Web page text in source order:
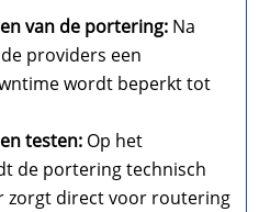
van de portering: Na
providers een
wordt beperkt tot
testen: Op het
de portering technisch
zorgt direct voor routering